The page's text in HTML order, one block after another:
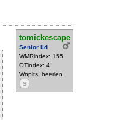
tomickescape
Senior lid
WMRindex: 155
OTindex: 4
Wnplts: heerlen
S